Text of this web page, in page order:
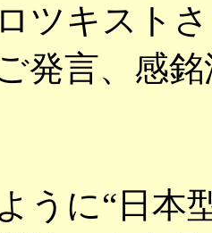
ツキスト
発言、感
うに“日本